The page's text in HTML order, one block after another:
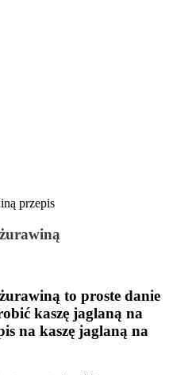
to proste danie
kaszę jaglaną na
na kaszę jaglaną na